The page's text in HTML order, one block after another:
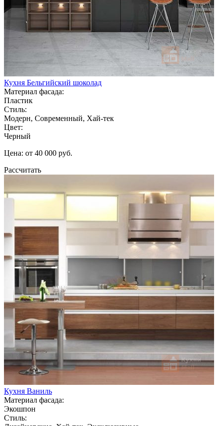
Кухня Бельгийский шоколад
Материал фасада:
Пластик
Стиль:
Модерн, Современный, Хай-тек
Цвет:
Черный
Цена: от 40 000 руб.
Рассчитать
Кухня Ваниль
Материал фасада:
Экошпон
Стиль: